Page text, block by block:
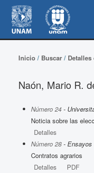
Inicio/ Buscar/
Naón, Mario R.
Número 24-
Noticia sobre las
Detalles
Número 28- Ensayos
Contratos agrarios
Detalles
PDF